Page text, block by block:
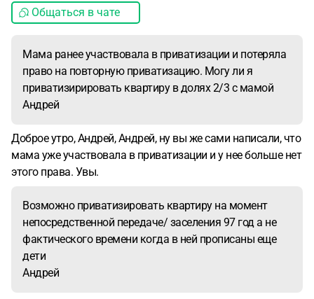
Общаться в чате
Мама ранее участвовала в приватизации и потеряла
право на повторную приватизацию. Могу ли я
приватизирировать квартиру в долях 2/3 с мамой
Андрей
Доброе утро, Андрей, Андрей, ну вы же сами написали, что
мама уже участвовала в приватизации и у нее больше нет
этого права. Увы.
Возможно приватизировать квартиру на момент
непосредственной передаче/ заселения 97 год а не
фактического времени когда в ней прописаны еще
дети
Андрей